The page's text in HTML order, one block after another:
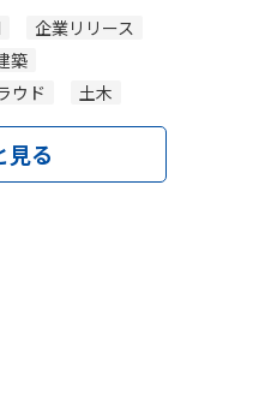
企業リリース
築
ウド 土木
見る